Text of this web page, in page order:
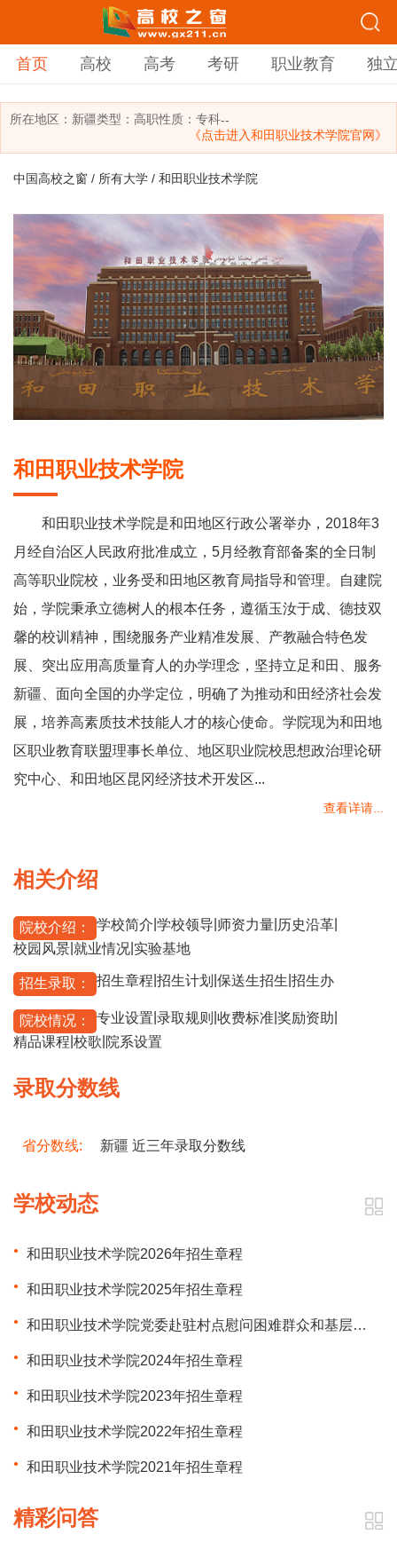
首页 高校 高考 考研 职业教育 独
所在地区： 新疆类型： 高职性质：专科--
《点击进入和田职业技术学院官网》
中国高校之窗 / 所有大学 / 和田职业技术学院
和田职业技术学院
和田职业技术学院是和田地区行政公署举办，2018年3
月经自治区人民政府批准成立，5月经教育部备案的全日制
高等职业院校，业务受和田地区教育局指导和管理。自建院
始，学院秉承立德树人的根本任务，遵循玉汝于成、德技双
馨的校训精神，围绕服务产业精准发展、产教融合特色发
展、突出应用高质量育人的办学理念，坚持立足和田、服务
新疆、面向全国的办学定位，明确了为推动和田经济社会发
展，培养高素质技术技能人才的核心使命。学院现为和田地
区职业教育联盟理事长单位、地区职业院校思想政治理论研
究中心、和田地区昆冈经济技术开发区...
查看详请...
相关介绍
院校介绍： 学校简介 学校领导 师资力量 历史沿革
校园风景 就业情况 实验基地
招生录取： 招生章程 招生计划 保送生招生 招生办
院校情况： 专业设置 录取规则 收费标准 奖励资助
精品课程 校歌 院系设置
录取分数线
省分数线: 新疆 近三年录取分数线
学校动态
和田职业技术学院2026年招生章程
和田职业技术学院2025年招生章程
和田职业技术学院党委赴驻村点慰问困难群众和基层干部
和田职业技术学院2024年招生章程
和田职业技术学院2023年招生章程
和田职业技术学院2022年招生章程
和田职业技术学院2021年招生章程
精彩问答